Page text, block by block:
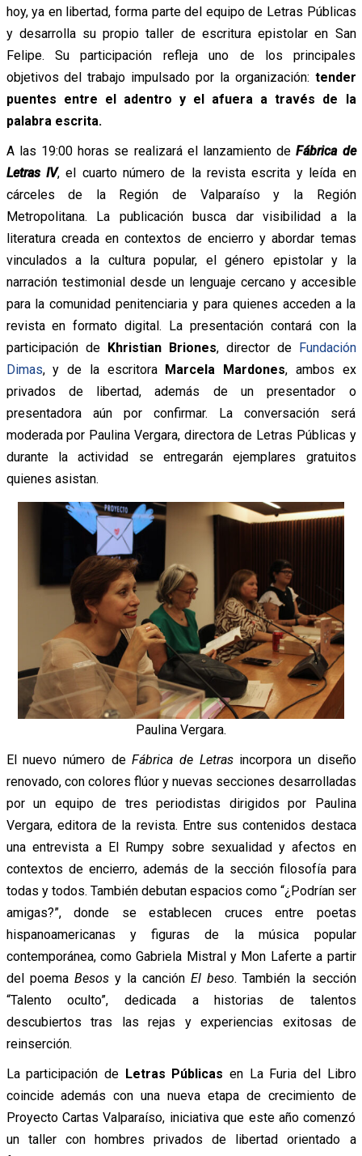
hoy, ya en libertad, forma parte del equipo de Letras Públicas
y desarrolla su propio taller de escritura epistolar en San
Felipe. Su participación refleja uno de los principales
objetivos del trabajo impulsado por la organización: tender
puentes entre el adentro y el afuera a través de la
palabra escrita.
A las 19:00 horas se realizará el lanzamiento deFábrica de
Letras IV, el cuarto número de la revista escrita y leída en
cárceles de la Región de Valparaíso y la Región
Metropolitana. La publicación busca dar visibilidad a la
literatura creada en contextos de encierro y abordar temas
vinculados a la cultura popular, el género epistolar y la
narración testimonial desde un lenguaje cercano y accesible
para la comunidad penitenciaria y para quienes acceden a la
revista en formato digital. La presentación contará con la
participación de Khristian Briones, director de Fundación
Dimas, y de la escritora Marcela Mardones, ambos ex
privados de libertad, además de un presentador o
presentadora aún por confirmar. La conversación será
moderada por Paulina Vergara, directora de Letras Públicas y
durante la actividad se entregarán ejemplares gratuitos
quienes asistan.
Paulina Vergara.
El nuevo número deFábrica de Letrasincorpora un diseño
renovado, con colores flúor y nuevas secciones desarrolladas
por un equipo de tres periodistas dirigidos por Paulina
Vergara, editora de la revista. Entre sus contenidos destaca
una entrevista a El Rumpy sobre sexualidad y afectos en
contextos de encierro, además de la sección filosofía para
todas y todos. También debutan espacios como “¿Podrían ser
amigas?”, donde se establecen cruces entre poetas
hispanoamericanas y figuras de la música popular
contemporánea, como Gabriela Mistral y Mon Laferte a partir
del poema Besosy la canciónEl beso. También la sección
“Talento oculto”, dedicada a historias de talentos
descubiertos tras las rejas y experiencias exitosas de
reinserción.
La participación de Letras Públicas en La Furia del Libro
coincide además con una nueva etapa de crecimiento de
Proyecto Cartas Valparaíso, iniciativa que este año comenzó
un taller con hombres privados de libertad orientado a